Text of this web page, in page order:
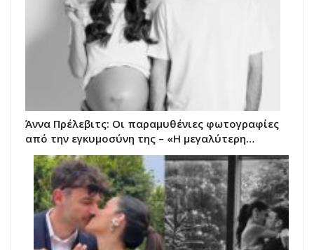
Άννα Πρέλεβιτς: Οι παραμυθένιες φωτογραφίες
από την εγκυμοσύνη της – «Η μεγαλύτερη…